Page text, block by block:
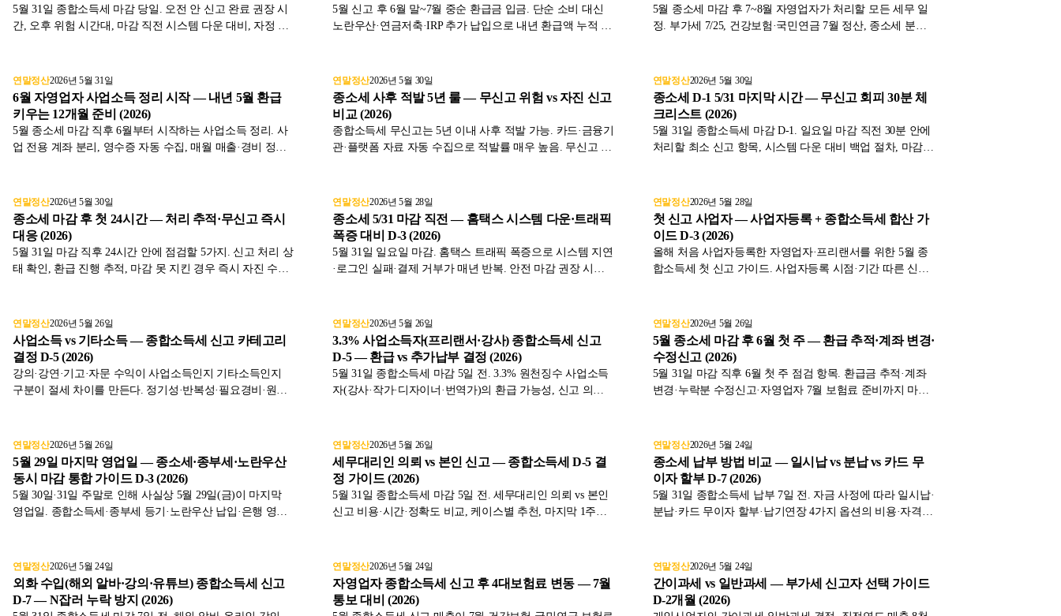
5월 31일 종합소득세 마감 당일. 오전 안 신고 완료 권장 시
간, 오후 위험 시간대, 마감 직전 시스템 다운 대비, 자정 직
5월 신고 후 6월 말~7월 중순 환급금 입금. 단순 소비 대신
노란우산·연금저축·IRP 추가 납입으로 내년 환급액 누적 키
5월 종소세 마감 후 7~8월 자영업자가 처리할 모든 세무 일
정. 부가세 7/25, 건강보험·국민연금 7월 정산, 종소세 분납 2
연말정산2026년 5월 31일
6월 자영업자 사업소득 정리 시작 — 내년 5월 환급
키우는 12개월 준비 (2026)
5월 종소세 마감 직후 6월부터 시작하는 사업소득 정리. 사
업 전용 계좌 분리, 영수증 자동 수집, 매월 매출·경비 정리
연말정산2026년 5월 30일
종소세 사후 적발 5년 룰 — 무신고 위험 vs 자진 신고
비교 (2026)
종합소득세 무신고는 5년 이내 사후 적발 가능. 카드·금융기
관·플랫폼 자료 자동 수집으로 적발률 매우 높음. 무신고 vs
연말정산2026년 5월 30일
종소세 D-1 5/31 마지막 시간 — 무신고 회피 30분 체
크리스트 (2026)
5월 31일 종합소득세 마감 D-1. 일요일 마감 직전 30분 안에
처리할 최소 신고 항목, 시스템 다운 대비 백업 절차, 마감
연말정산2026년 5월 30일
종소세 마감 후 첫 24시간 — 처리 추적·무신고 즉시
대응 (2026)
5월 31일 마감 직후 24시간 안에 점검할 5가지. 신고 처리 상
태 확인, 환급 진행 추적, 마감 못 지킨 경우 즉시 자진 수정
연말정산2026년 5월 28일
종소세 5/31 마감 직전 — 홈택스 시스템 다운·트래픽
폭증 대비 D-3 (2026)
5월 31일 일요일 마감. 홈택스 트래픽 폭증으로 시스템 지연
·로그인 실패·결제 거부가 매년 반복. 안전 마감 권장 시점,
연말정산2026년 5월 28일
첫 신고 사업자 — 사업자등록 + 종합소득세 합산 가
이드 D-3 (2026)
올해 처음 사업자등록한 자영업자·프리랜서를 위한 5월 종
합소득세 첫 신고 가이드. 사업자등록 시점·기간 따른 신고
니다.
연말정산2026년 5월 26일
사업소득 vs 기타소득 — 종합소득세 신고 카테고리
결정 D-5 (2026)
강의·강연·기고·자문 수익이 사업소득인지 기타소득인지
구분이 절세 차이를 만든다. 정기성·반복성·필요경비·원천
연말정산2026년 5월 26일
3.3% 사업소득자(프리랜서·강사) 종합소득세 신고
D-5 — 환급 vs 추가납부 결정 (2026)
5월 31일 종합소득세 마감 5일 전. 3.3% 원천징수 사업소득
자(강사·작가·디자이너·번역가)의 환급 가능성, 신고 의무,
연말정산2026년 5월 26일
5월 종소세 마감 후 6월 첫 주 — 환급 추적·계좌 변경·
수정신고 (2026)
5월 31일 마감 직후 6월 첫 주 점검 항목. 환급금 추적·계좌
변경·누락분 수정신고·자영업자 7월 보험료 준비까지 마감
연말정산2026년 5월 26일
5월 29일 마지막 영업일 — 종소세·종부세·노란우산
동시 마감 통합 가이드 D-3 (2026)
5월 30일·31일 주말로 인해 사실상 5월 29일(금)이 마지막
영업일. 종합소득세·종부세 등기·노란우산 납입·은행 영업
연말정산2026년 5월 26일
세무대리인 의뢰 vs 본인 신고 — 종합소득세 D-5 결
정 가이드 (2026)
5월 31일 종합소득세 마감 5일 전. 세무대리인 의뢰 vs 본인
신고 비용·시간·정확도 비교, 케이스별 추천, 마지막 1주일
연말정산2026년 5월 24일
종소세 납부 방법 비교 — 일시납 vs 분납 vs 카드 무
이자 할부 D-7 (2026)
5월 31일 종합소득세 납부 7일 전. 자금 사정에 따라 일시납·
분납·카드 무이자 할부·납기연장 4가지 옵션의 비용·자격·
연말정산2026년 5월 24일
외화 수입(해외 알바·강의·유튜브) 종합소득세 신고
D-7 — N잡러 누락 방지 (2026)
연말정산2026년 5월 24일
자영업자 종합소득세 신고 후 4대보험료 변동 — 7월
통보 대비 (2026)
연말정산2026년 5월 24일
간이과세 vs 일반과세 — 부가세 신고자 선택 가이드
D-2개월 (2026)